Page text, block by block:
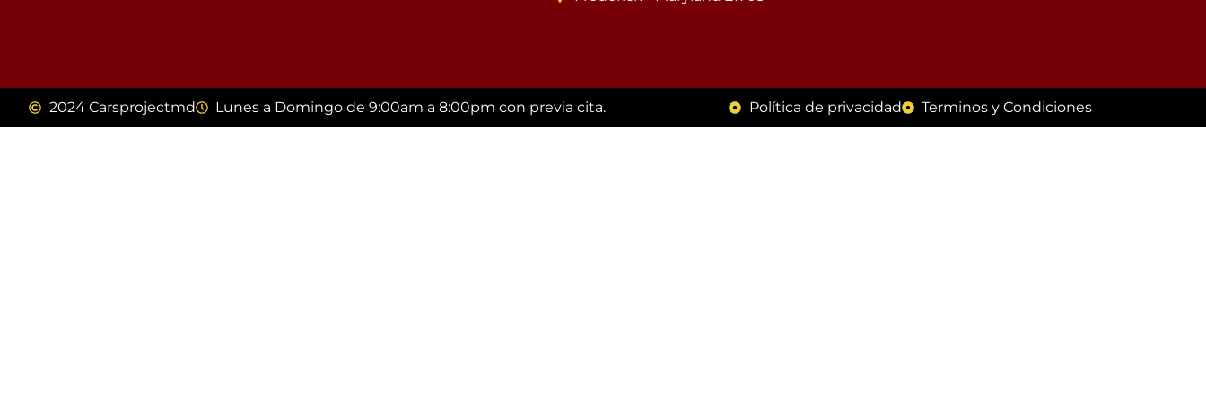
2024 Carsprojectmd Lunes a Domingo de 9:00am a 8:00pm con previa cita. Política de privacidad Terminos y Condiciones